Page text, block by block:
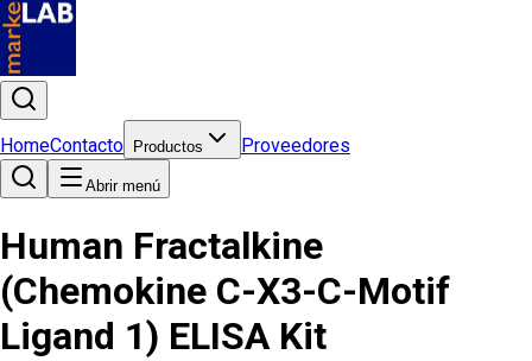
HomeContacto Productos Proveedores
Abrir menú
Human Fractalkine
(Chemokine C-X3-C-Motif
Ligand 1) ELISA Kit